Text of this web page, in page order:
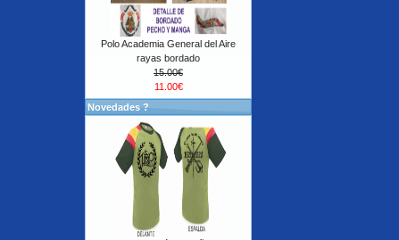
Polo Academia General del Aire
rayas bordado
15.00€
11.00€
Novedades ?